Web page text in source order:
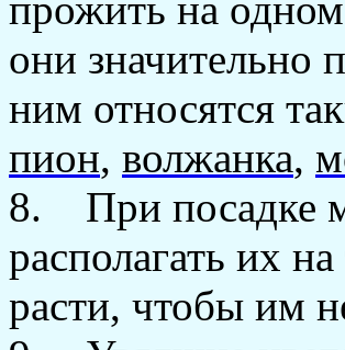
они значительно
ним относятся
пион, волжанка,
8. При посадке
располагать их
расти, чтобы им